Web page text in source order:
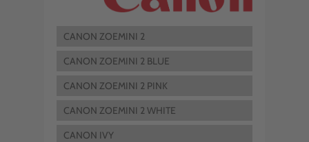
CANON ZOEMINI 2
CANON ZOEMINI 2 BLUE
CANON ZOEMINI 2 PINK
CANON ZOEMINI 2 WHITE
CANON IVY